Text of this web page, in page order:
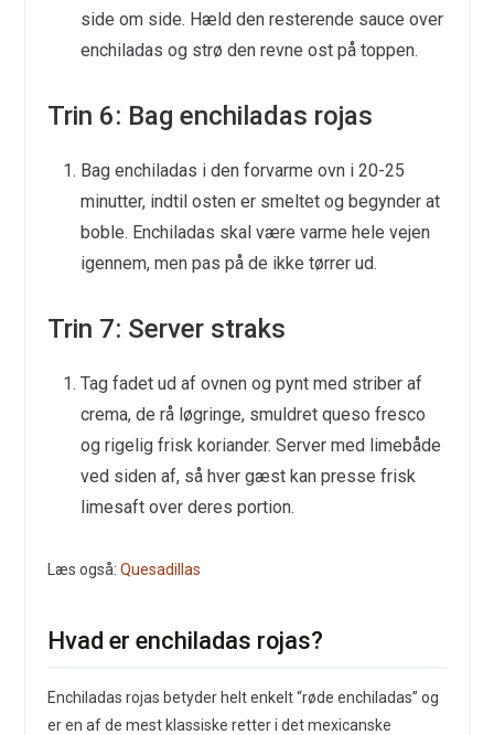
side om side. Hæld den resterende sauce over
enchiladas og strø den revne ost på toppen.
Trin 6: Bag enchiladas rojas
Bag enchiladas i den forvarme ovn i 20-25
minutter, indtil osten er smeltet og begynder at
boble. Enchiladas skal være varme hele vejen
igennem, men pas på de ikke tørrer ud.
Trin 7: Server straks
Tag fadet ud af ovnen og pynt med striber af
crema, de rå løgringe, smuldret queso fresco
og rigelig frisk koriander. Server med limebåde
ved siden af, så hver gæst kan presse frisk
limesaft over deres portion.
Læs også: Quesadillas
Hvad er enchiladas rojas?
Enchiladas rojas betyder helt enkelt “røde enchiladas” og
er en af de mest klassiske retter i det mexicanske